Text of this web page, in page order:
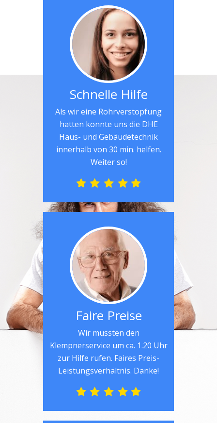
Schnelle Hilfe
Als wir eine Rohrverstopfung
hatten konnte uns die DHE
Haus- und Gebäudetechnik
innerhalb von 30 min. helfen.
Weiter so!
Faire Preise
Wir mussten den
Klempnerservice um ca. 1.20 Uhr
zur Hilfe rufen. Faires Preis-
Leistungsverhältnis. Danke!